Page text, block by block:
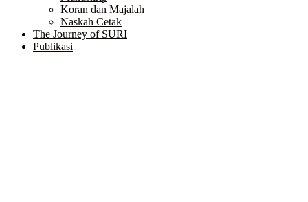
Koran dan Majalah
Naskah Cetak
The Journey of SURI
Publikasi